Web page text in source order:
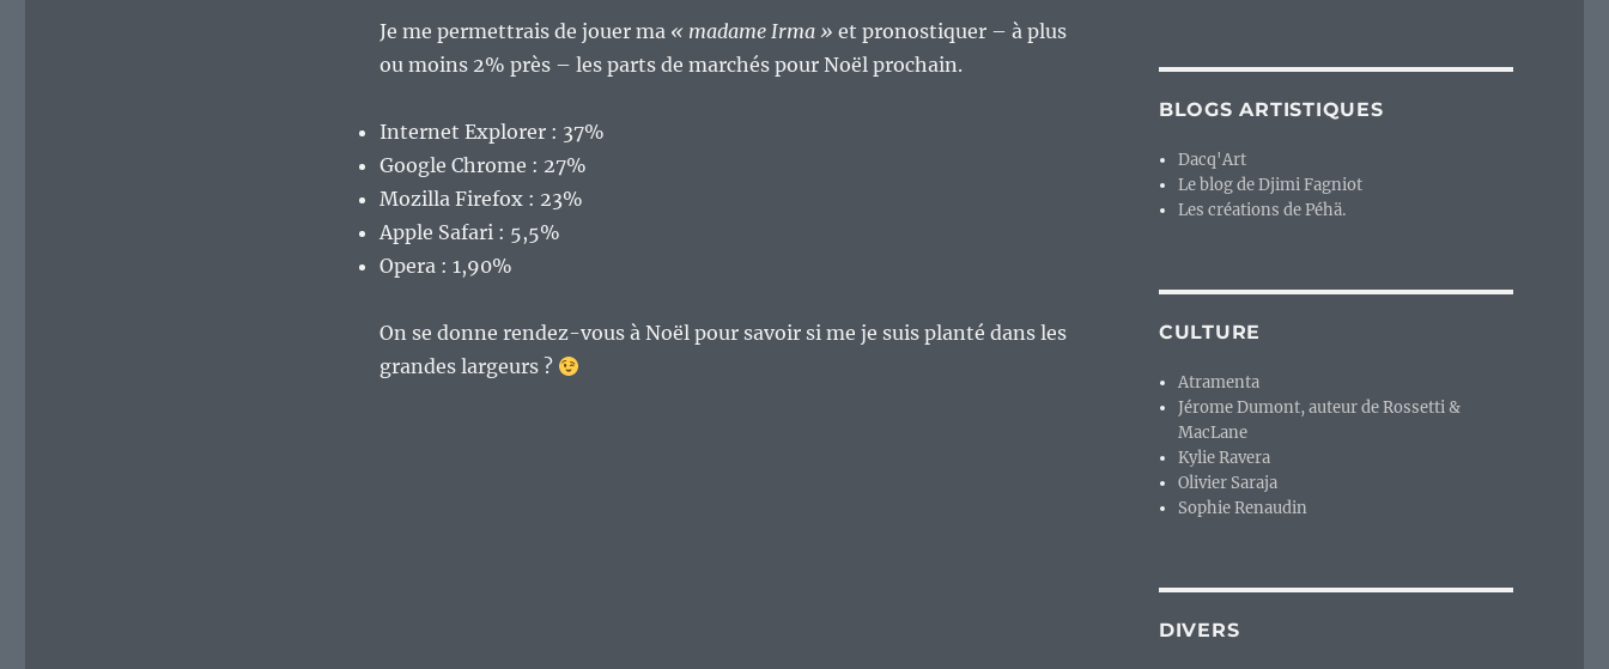
Je me permettrais de jouer ma « madame Irma » et pronostiquer – à plus
ou moins 2% près – les parts de marchés pour Noël prochain.
Internet Explorer : 37%
Google Chrome : 27%
Mozilla Firefox : 23%
Apple Safari : 5,5%
Opera : 1,90%
On se donne rendez-vous à Noël pour savoir si me je suis planté dans les
grandes largeurs ?
BLOGS ARTISTIQUES
Dacq'Art
Le blog de Djimi Fagniot
Les créations de Péhä.
CULTURE
Atramenta
Jérome Dumont, auteur de Rossetti &
MacLane
Kylie Ravera
Olivier Saraja
Sophie Renaudin
DIVERS